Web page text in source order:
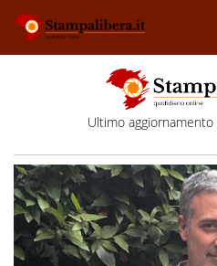
Ultimo aggiornamento